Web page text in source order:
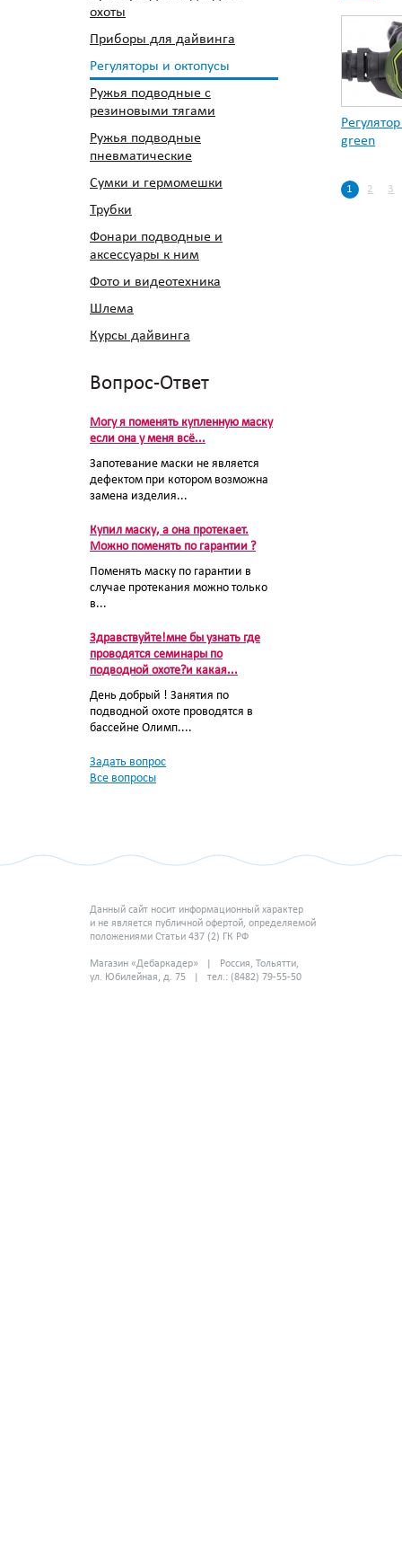
охоты
Приборы для дайвинга
Регуляторы и октопусы
Ружья подводные с
резиновыми тягами
Ружья подводные
пневматические
Сумки и гермомешки
Трубки
Фонари подводные и
аксессуары к ним
Фото и видеотехника
Шлема
Курсы дайвинга
Вопрос-Ответ
Могу я поменять купленную маску
если она у меня всё...
Запотевание маски не является
дефектом при котором возможна
замена изделия...
Купил маску, а она протекает.
Можно поменять по гарантии ?
Поменять маску по гарантии в
случае протекания можно только
в...
Здравствуйте!мне бы узнать где
проводятся семинары по
подводной охоте?и какая...
День добрый ! Занятия по
подводной охоте проводятся в
бассейне Олимп....
Задать вопрос
Все вопросы
green
1 2 3
Данный сайт носит информационный характер
и не является публичной офертой, определяемой
положениями Статьи 437 (2) ГК РФ
Магазин «Дебаркадер» | Россия, Тольятти,
ул. Юбилейная, д. 75 | тел.: (8482) 79-55-50